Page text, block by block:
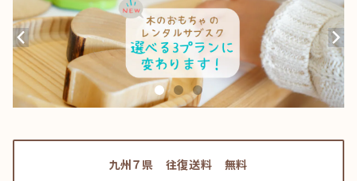
九州７県 往復送料 無料